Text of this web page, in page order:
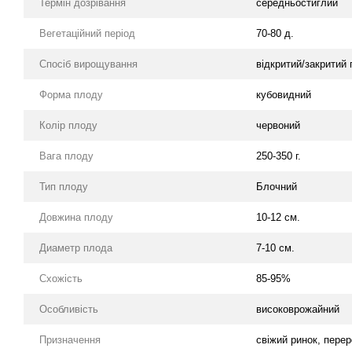
Термін дозрівання середньостиглий
Вегетаційний період 70-80 д.
Спосіб вирощування відкритий/закритий
Форма плоду кубовидний
Колір плоду червоний
Вага плоду 250-350 г.
Тип плоду Блочний
Довжина плоду 10-12 см.
Диаметр плода 7-10 см.
Схожість 85-95%
Особливість високоврожайний
Призначення свіжий ринок,